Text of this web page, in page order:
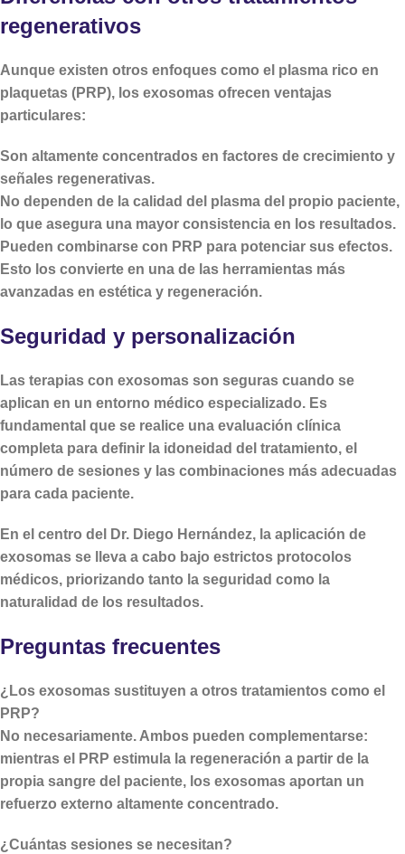
regenerativos
Aunque existen otros enfoques como el plasma rico en
plaquetas (PRP), los exosomas ofrecen ventajas
particulares:
Son altamente concentrados en factores de crecimiento y
señales regenerativas.
No dependen de la calidad del plasma del propio paciente,
lo que asegura una mayor consistencia en los resultados.
Pueden combinarse con PRP para potenciar sus efectos.
Esto los convierte en una de las herramientas más
avanzadas en estética y regeneración.
Seguridad y personalización
Las terapias con exosomas son seguras cuando se
aplican en un entorno médico especializado. Es
fundamental que se realice una evaluación clínica
completa para definir la idoneidad del tratamiento, el
número de sesiones y las combinaciones más adecuadas
para cada paciente.
En el centro del Dr. Diego Hernández, la aplicación de
exosomas se lleva a cabo bajo estrictos protocolos
médicos, priorizando tanto la seguridad como la
naturalidad de los resultados.
Preguntas frecuentes
¿Los exosomas sustituyen a otros tratamientos como el
PRP?
No necesariamente. Ambos pueden complementarse:
mientras el PRP estimula la regeneración a partir de la
propia sangre del paciente, los exosomas aportan un
refuerzo externo altamente concentrado.
¿Cuántas sesiones se necesitan?